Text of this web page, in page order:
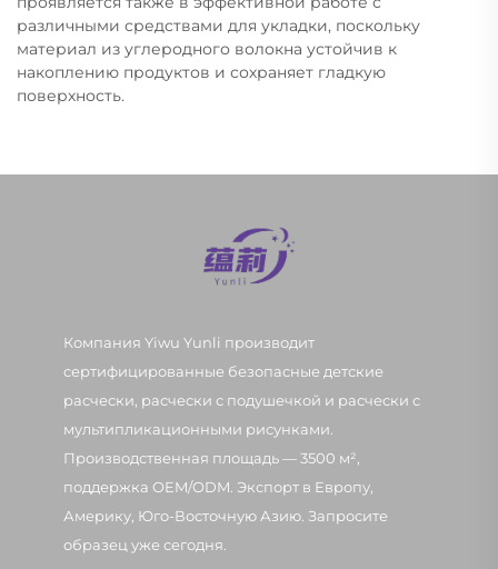
различными средствами для укладки, поскольку
материал из углеродного волокна устойчив к
накоплению продуктов и сохраняет гладкую
поверхность.
Компания Yiwu Yunli производит
сертифицированные безопасные детские
расчески, расчески с подушечкой и расчески с
мультипликационными рисунками.
Производственная площадь — 3500 м²,
поддержка OEM/ODM. Экспорт в Европу,
Америку, Юго-Восточную Азию. Запросите
образец уже сегодня.